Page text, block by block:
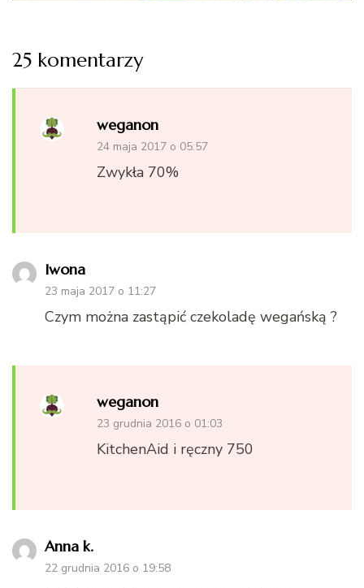
25 komentarzy
weganon
24 maja 2017 o 05:57
Zwykła 70%
Iwona
23 maja 2017 o 11:27
Czym można zastąpić czekoladę wegańską ?
weganon
23 grudnia 2016 o 01:03
KitchenAid i ręczny 750
Anna k.
22 grudnia 2016 o 19:58